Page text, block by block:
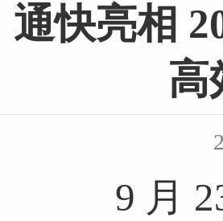
通快亮相
高
9 月 23